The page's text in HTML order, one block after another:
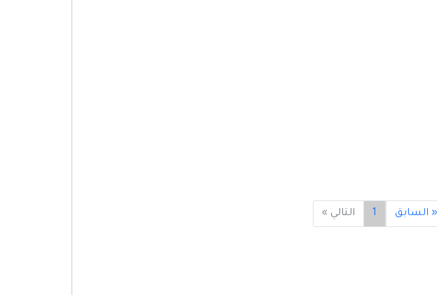
« السابق 1 التالي »